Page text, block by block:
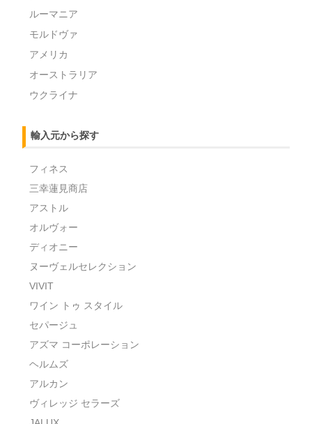
ルーマニア
モルドヴァ
アメリカ
オーストラリア
ウクライナ
輸入元から探す
フィネス
三幸蓮見商店
アストル
オルヴォー
ディオニー
ヌーヴェルセレクション
VIVIT
ワイン トゥ スタイル
セパージュ
アズマ コーポレーション
ヘルムズ
アルカン
ヴィレッジ セラーズ